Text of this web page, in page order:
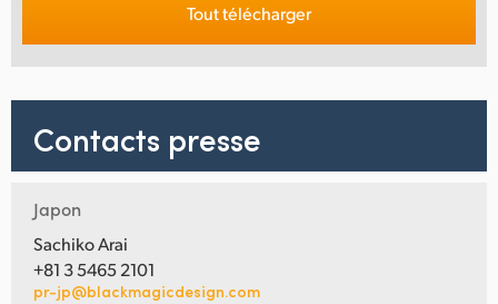
Tout télécharger
Contacts presse
Japon
Sachiko Arai
+81 3 5465 2101
pr-jp@blackmagicdesign.com